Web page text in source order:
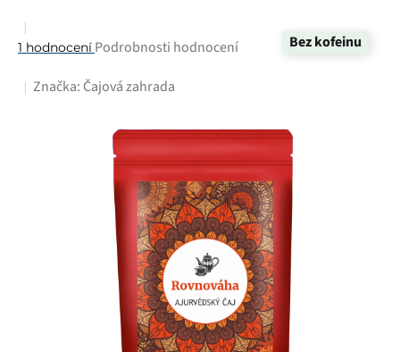
Bez kofeinu
Průměrné
produktu
1 hodnocení Podrobnosti hodnocení
Značka: Čajová zahrada